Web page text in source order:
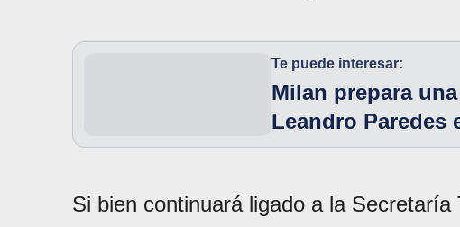
Te puede interesar:
Milan prepara
Leandro Paredes
Si bien continuará ligado a la